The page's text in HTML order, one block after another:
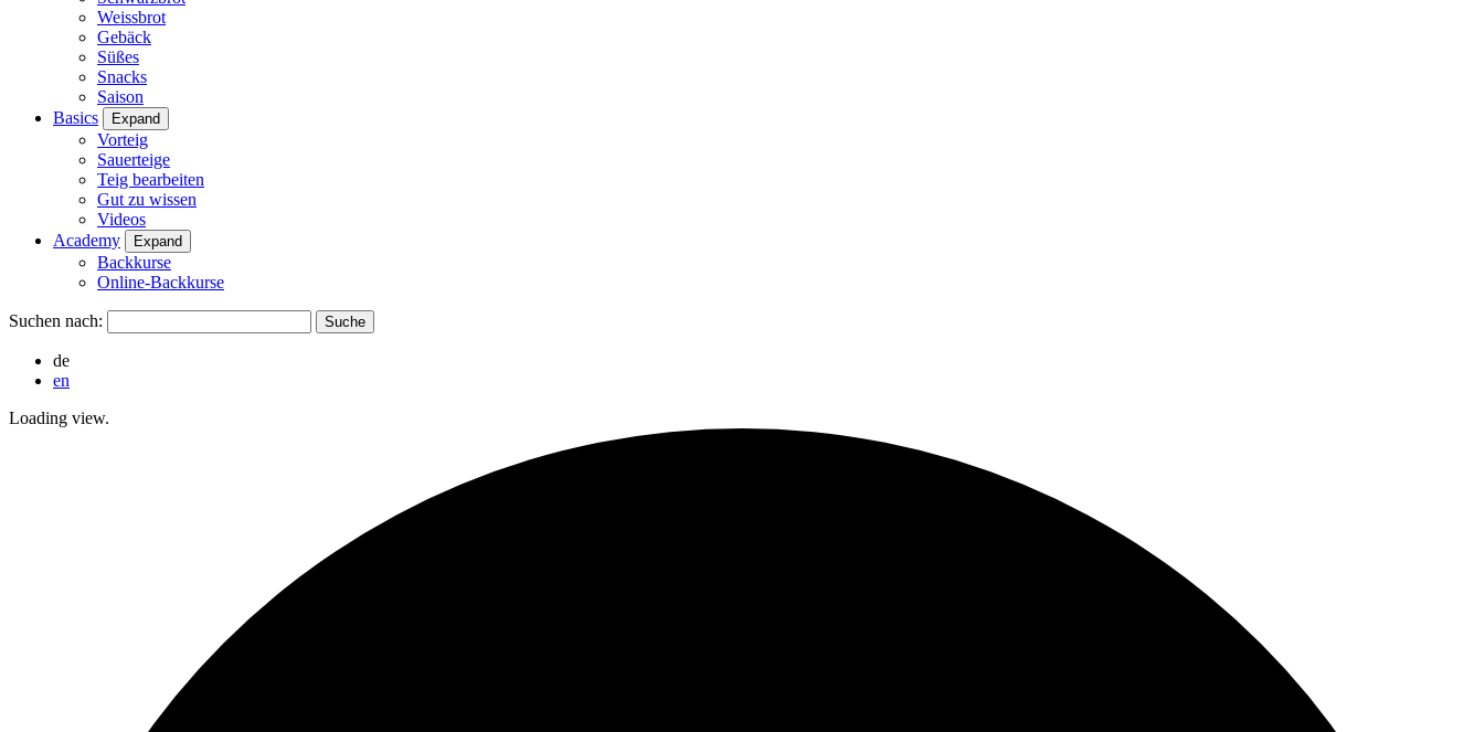
Weissbrot
Gebäck
Süßes
Snacks
Saison
Basics
Expand
Vorteig
Sauerteige
Teig bearbeiten
Gut zu wissen
Videos
Academy
Expand
Backkurse
Online-Backkurse
Suchen nach:
de
en
Loading view.